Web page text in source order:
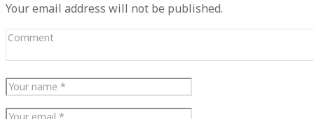
Your email address will not be published.